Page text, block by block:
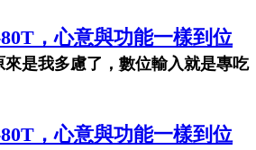
是我多慮了，數位輸入就是專吃